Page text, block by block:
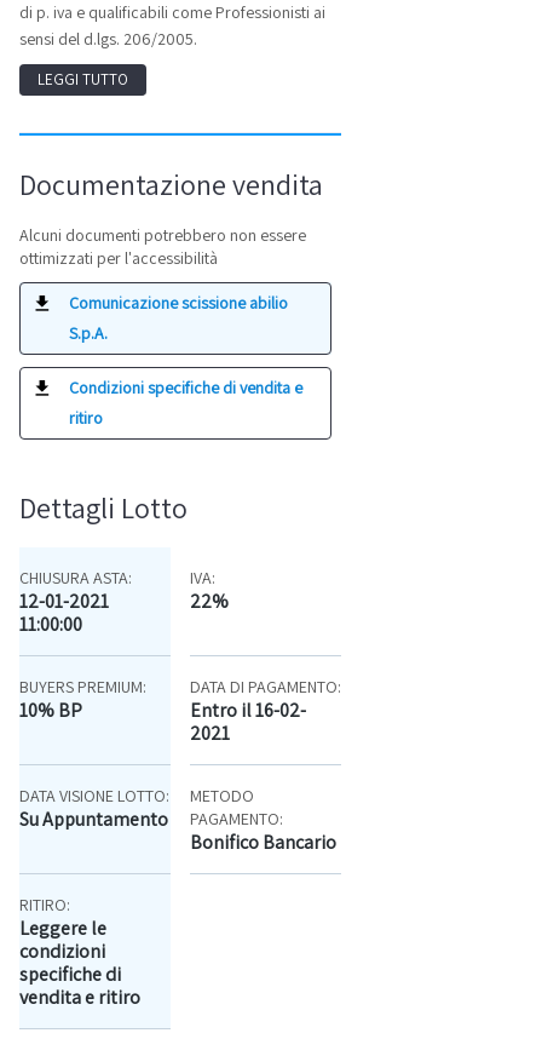
di p. iva e qualificabili come Professionisti ai
sensi del d.lgs. 206/2005.
LEGGI TUTTO
Documentazione vendita
Alcuni documenti potrebbero non essere
ottimizzati per l'accessibilità
Comunicazione scissione abilio
S.p.A.
Condizioni specifiche di vendita e
ritiro
Dettagli Lotto
CHIUSURA ASTA:
12-01-2021
11:00:00
IVA:
22%
BUYERS PREMIUM:
10% BP
DATA DI PAGAMENTO:
Entro il 16-02-
2021
DATA VISIONE LOTTO:
Su Appuntamento
METODO
PAGAMENTO:
Bonifico Bancario
RITIRO:
Leggere le
condizioni
specifiche di
vendita e ritiro